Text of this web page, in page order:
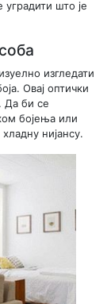
што је
изгледати
Овај оптички
Да би се
бојења или
нијансу.